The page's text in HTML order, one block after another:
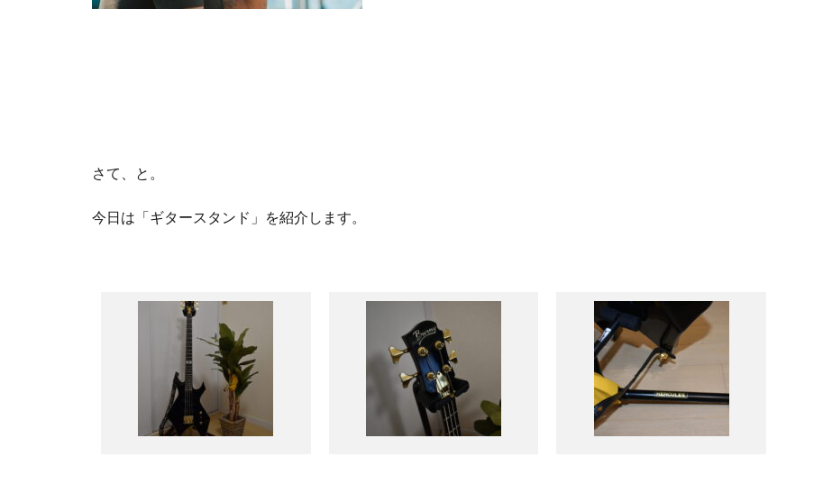
さて、と。
今日は「ギタースタンド」を紹介します。